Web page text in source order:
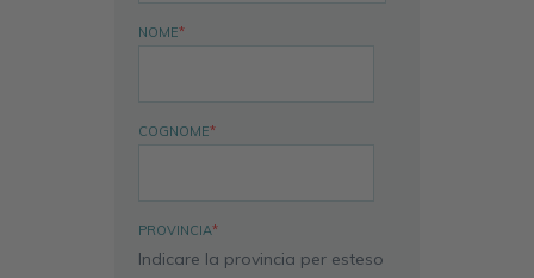
NOME*
COGNOME*
PROVINCIA*
Indicare la provincia per esteso